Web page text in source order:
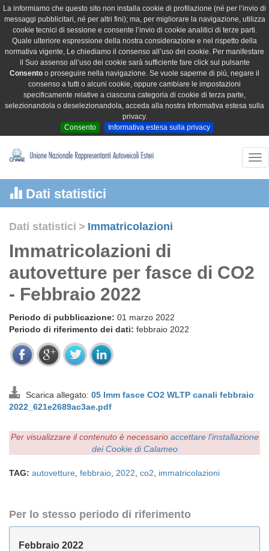
La informiamo che questo sito non installa cookie di profilazione (né per l’invio di
messaggi pubblicitari, né per altri fini); ma, per migliorare la navigazione, utilizza
cookie tecnici di sessione e consente l’invio di cookie analitici di terze parti.
Quale ulteriore espressione della nostra considerazione e nel rispetto della
normativa vigente, Le chiediamo il consenso all’uso dei cookie. Per manifestare
il Suo assenso all’uso dei cookie sarà sufficiente fare click sul pulsante
Consento o proseguire nella navigazione. Se vuole saperne di più, negare il
consenso a tutti o alcuni cookie, oppure cambiare le impostazioni
specificamente relative a ciascuna categoria di cookie di terza parte,
selezionandola o deselezionandola, acceda alla nostra Informativa estesa sulla
privacy.
Consento
Informativa estesa sulla privacy
Dati statistici
Dati statistici > Immatricolazioni
Immatricolazioni di
autovetture per fasce di CO2
- Febbraio 2022
Periodo di pubblicazione: 01 marzo 2022
Periodo di riferimento dei dati: febbraio 2022
Scarica allegato: 05 Imm fasce CO2 WLTP canali febbraio
2022_621e2689ac3ae.pdf
Per visualizzare il contenuto è necessario accettare l'installazione
dei Cookie di Calameo
TAG: autovetture febbraio 2022 co2 immatricolazioni
Per lo stesso periodo di riferimento
Febbraio 2022